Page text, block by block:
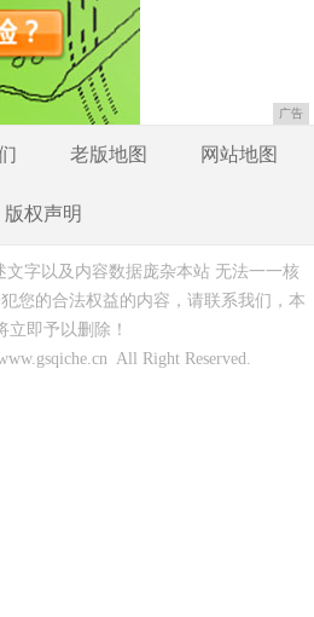
广告
老版地图 网站地图
版权声明
字以及内容数据庞杂本站 无法一一核
您的合法权益的内容，请联系我们，本
立即予以删除！
All Right Reserved.